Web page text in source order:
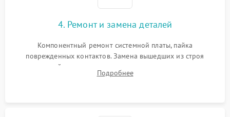
4. Ремонт и замена деталей
Компонентный ремонт системной платы, пайка
поврежденных контактов. Замена вышедших из строя
двигателей, изношенного аккумулятора, неисправного
лидара или помпы подачи воды. Восстановление шлейфов и
Подробнее